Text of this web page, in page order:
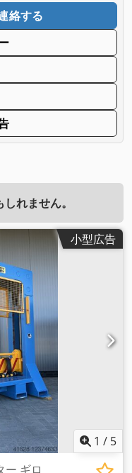
絡する
れません。
小型広告
1 / 5
ー ギロ